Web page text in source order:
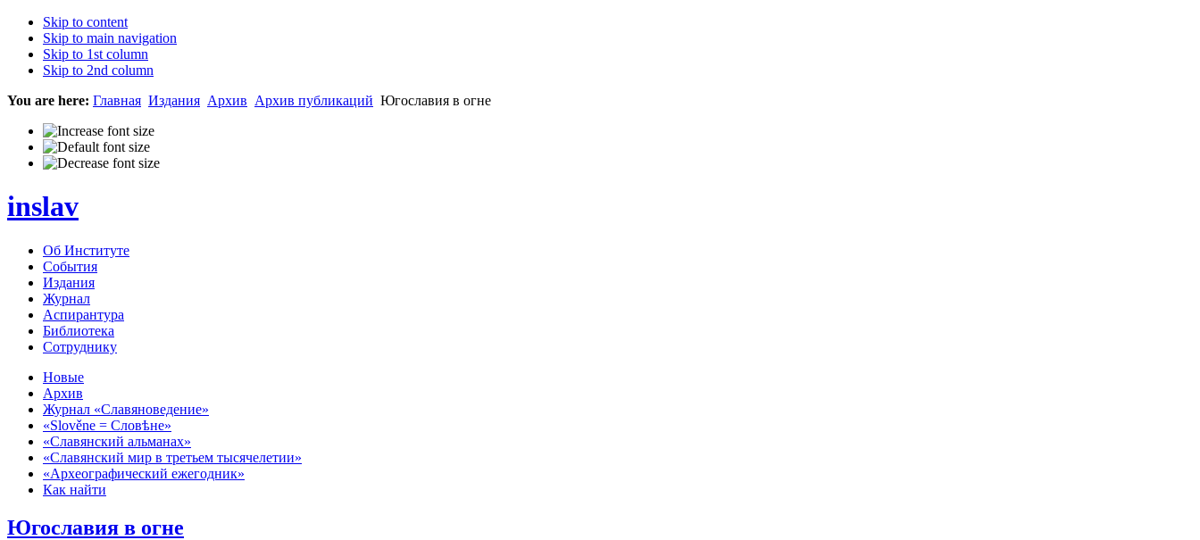
Skip to content
Skip to main navigation
Skip to 1st column
Skip to 2nd column
You are here: Главная Издания Архив Архив публикаций Югославия в огне
inslav
Об Институте
События
Издания
Журнал
Аспирантура
Библиотека
Сотруднику
Новые
Архив
Журнал «Славяноведение»
«Slověne = Словѣне»
«Славянский альманах»
«Славянский мир в третьем тысячелетии»
«Археографический ежегодник»
Как найти
Югославия в огне